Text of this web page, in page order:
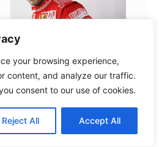
your browsing experience,
content, and analyze our traffic.
consent to our use of cookies.
Reject All Accept All
Moscú vs Sevilla
octubre